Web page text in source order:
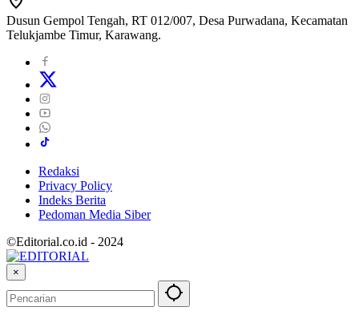
Dusun Gempol Tengah, RT 012/007, Desa Purwadana, Kecamatan
Telukjambe Timur, Karawang.
Redaksi
Privacy Policy
Indeks Berita
Pedoman Media Siber
©Editorial.co.id - 2024
×